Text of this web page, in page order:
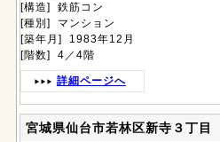
[構造] 鉄筋コン
[種別] マンション
[築年月] 1983年12月
[階数] 4／4階
詳細ページへ
宮城県仙台市若林区新寺３丁目